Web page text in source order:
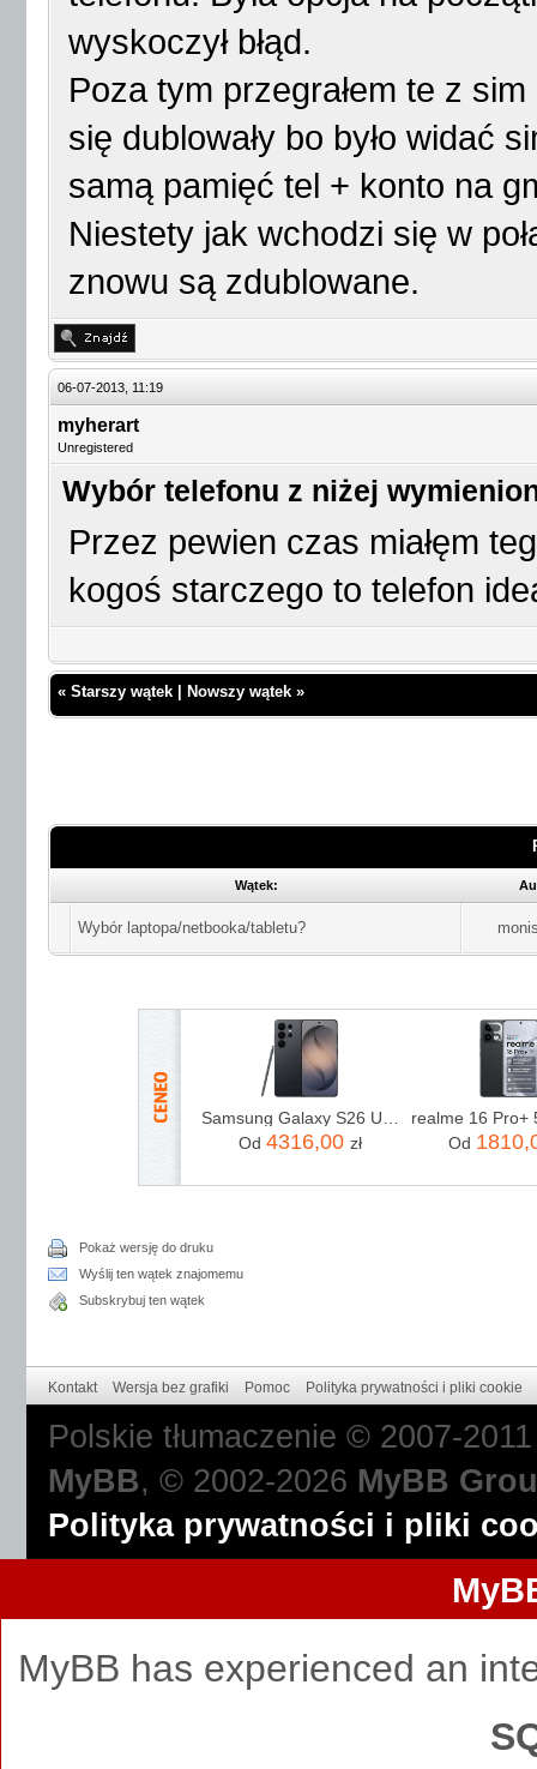
wyskoczył błąd.
Poza tym przegrałem te z
się dublowały bo było widać
samą pamięć tel + konto na
Niestety jak wchodzi się w
znowu są zdublowane.
06-07-2013, 11:19
myherart
Unregistered
Wybór telefonu z niżej
Przez pewien czas miałęm
kogoś starczego to telefon
« Starszy wątek Nowszy wątek »
Wątek:
Wybór laptopa/netbooka/tabletu?
Od 4316,00 zł Od
Pokaż wersję do druku
Wyślij ten wątek znajomemu
Subskrybuj ten wątek
Kontakt Wersja bez grafiki Pomoc Polityka prywatności i pliki cookie
Polskie tłumaczenie © 2007-
MyBB, © 2002-2026 MyBB
Polityka prywatności i pliki
MyBB has experienced an